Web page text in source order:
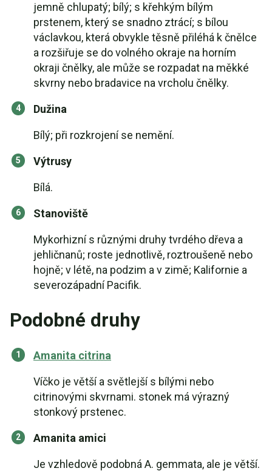
jemně chlupatý; bílý; s křehkým bílým
prstenem, který se snadno ztrácí; s bílou
václavkou, která obvykle těsně přiléhá k čnělce
a rozšiřuje se do volného okraje na horním
okraji čnělky, ale může se rozpadat na měkké
skvrny nebo bradavice na vrcholu čnělky.
Dužina
Bílý; při rozkrojení se nemění.
Výtrusy
Bílá.
Stanoviště
Mykorhizní s různými druhy tvrdého dřeva a
jehličnanů; roste jednotlivě, roztroušeně nebo
hojně; v létě, na podzim a v zimě; Kalifornie a
severozápadní Pacifik.
Podobné druhy
Amanita citrina
Víčko je větší a světlejší s bílými nebo
citrinovými skvrnami. stonek má výrazný
stonkový prstenec.
Amanita amici
Je vzhledově podobná A. gemmata, ale je větší.